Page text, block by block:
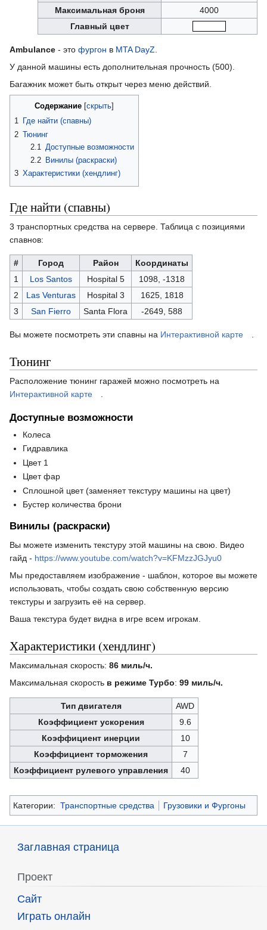
Максимальная броня
4000
Главный цвет
Ambulance - это фургон в MTA DayZ.
У данной машины есть дополнительная прочность (500).
Багажник может быть открыт через меню действий.
Содержание
1 Где найти (спавны)
2 Тюнинг
2.1
Доступные возможности
2.2
Винилы (раскраски)
3 Характеристики (хендлинг)
Где найти (спавны)
3 транспортных средства на сервере. Таблица с позициями
спавнов:
# Город Район
Координаты
1
Los Santos Hospital 5
1098, -1318
2
Las Venturas Hospital 3
1625, 1818
3
San Fierro Santa Flora -2649, 588
Вы можете посмотреть эти спавны на Интерактивной карте .
Тюнинг
Расположение тюнинг гаражей можно посмотреть на
Интерактивной карте
.
Доступные возможности
Колеса
Гидравлика
Цвет 1
Цвет фар
Сплошной цвет (заменяет текстуру машины на цвет)
Бустер количества брони
Винилы (раскраски)
Вы можете изменить текстуру этой машины на свою. Видео
гайд - https://www.youtube.com/watch?v=KFMzzJGJyu0
Мы предоставляем изображение - шаблон, которое вы можете
использовать, чтобы создать свою собственную версию
текстуры и загрузить её на сервер.
Ваша текстура будет видна в игре всем игрокам.
Характеристики (хендлинг)
Максимальная скорость: 86 миль/ч.
Максимальная скорость в режиме Турбо: 99 миль/ч.
Тип двигателя
AWD
Коэффициент ускорения
9.6
Коэффициент инерции
10
Коэффициент торможения
7
Коэффициент рулевого управления
40
Категории: Транспортные средства Грузовики и Фургоны
Заглавная страница
Проект
Сайт
Играть онлайн